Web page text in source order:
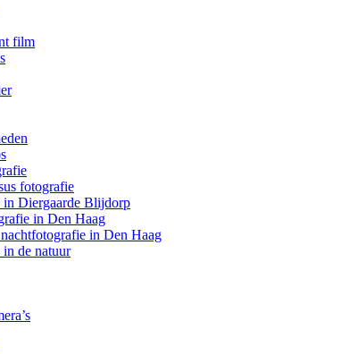
film
fotografie
in Diergaarde Blijdorp
in Den Haag
in Den Haag
de natuur